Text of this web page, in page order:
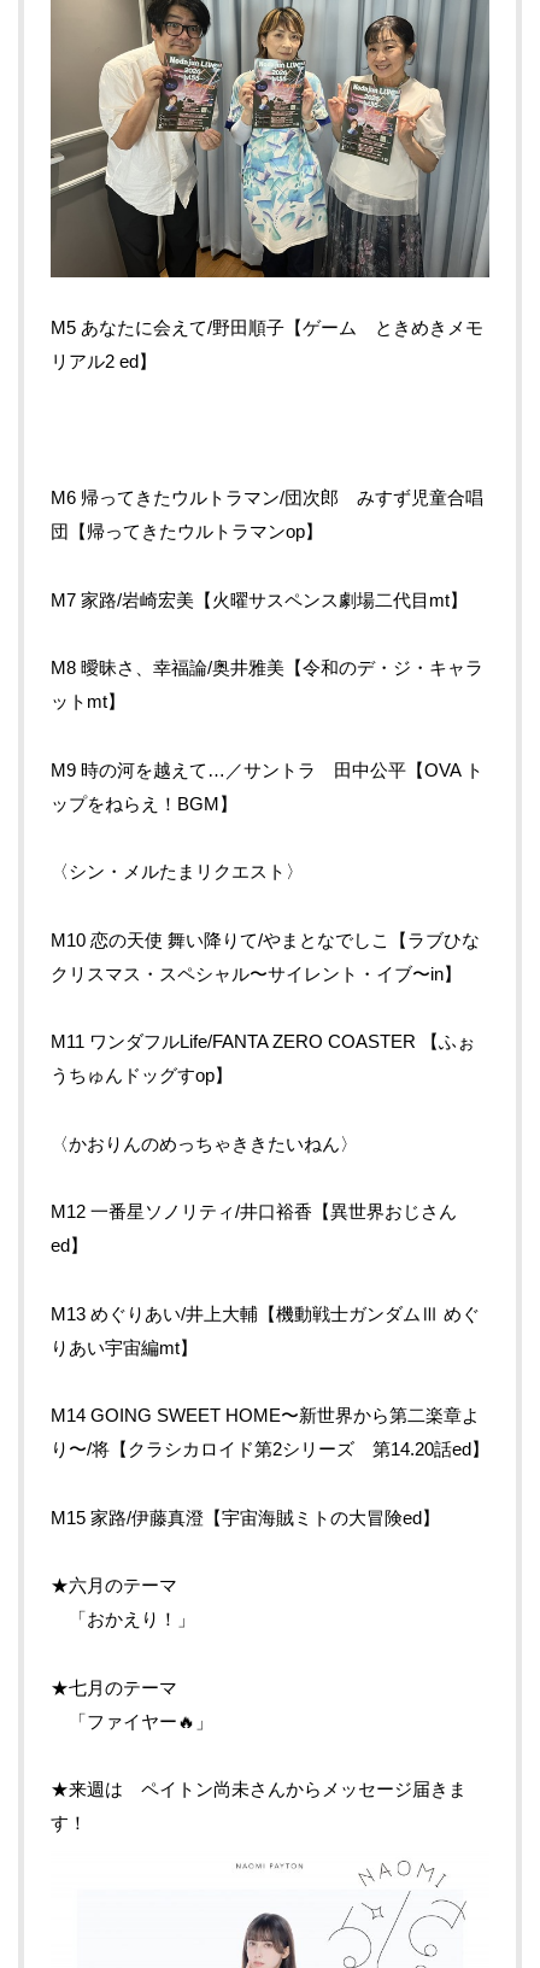
M5 あなたに会えて/野田順子【ゲーム ときめきメモ
リアル2 ed】
M6 帰ってきたウルトラマン/団次郎 みすず児童合唱
団【帰ってきたウルトラマンop】
M7 家路/岩崎宏美【火曜サスペンス劇場二代目mt】
M8 曖昧さ、幸福論/奥井雅美【令和のデ・ジ・キャラ
ットmt】
M9 時の河を越えて…／サントラ 田中公平【OVA ト
ップをねらえ！BGM】
〈シン・メルたまリクエスト〉
M10 恋の天使 舞い降りて/やまとなでしこ【ラブひな
クリスマス・スペシャル〜サイレント・イブ〜in】
M11 ワンダフルLife/FANTA ZERO COASTER 【ふぉ
うちゅんドッグすop】
〈かおりんのめっちゃききたいねん〉
M12 一番星ソノリティ/井口裕香【異世界おじさん
ed】
M13 めぐりあい/井上大輔【機動戦士ガンダムⅢ めぐ
りあい宇宙編mt】
M14 GOING SWEET HOME〜新世界から第二楽章よ
り〜/将【クラシカロイド第2シリーズ 第14.20話ed】
M15 家路/伊藤真澄【宇宙海賊ミトの大冒険ed】
★六月のテーマ
「おかえり！」
★七月のテーマ
「ファイヤー🔥」
★来週は ペイトン尚未さんからメッセージ届きま
す！